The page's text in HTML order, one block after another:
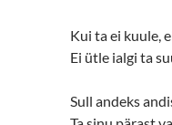
Kui ta ei kuule,
Ei ütle ialgi ta
Sull andeks